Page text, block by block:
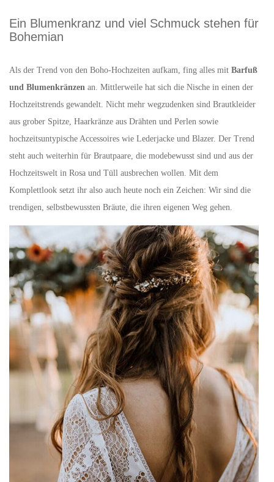
Ein Blumenkranz und viel Schmuck stehen für
Bohemian
Als der Trend von den Boho-Hochzeiten aufkam, fing alles mit Barfuß
und Blumenkränzen an. Mittlerweile hat sich die Nische in einen der
Hochzeitstrends gewandelt. Nicht mehr wegzudenken sind Brautkleider
aus grober Spitze, Haarkränze aus Drähten und Perlen sowie
hochzeitsuntypische Accessoires wie Lederjacke und Blazer. Der Trend
steht auch weiterhin für Brautpaare, die modebewusst sind und aus der
Hochzeitswelt in Rosa und Tüll ausbrechen wollen. Mit dem
Komplettlook setzt ihr also auch heute noch ein Zeichen: Wir sind die
trendigen, selbstbewussten Bräute, die ihren eigenen Weg gehen.